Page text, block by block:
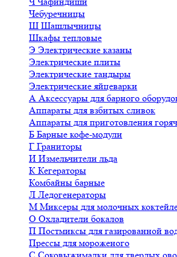
Чебуречницы
Ш Шашлычницы
Шкафы тепловые
Э Электрические казаны
Электрические плиты
Электрические тандыры
Электрические яйцеварки
А Аксессуары для барного
Аппараты для взбитых сливок
Аппараты для приготовления
Б Барные кофе-модули
Г Граниторы
И Измельчители льда
К Кегераторы
Комбайны барные
Л Ледогенераторы
М Миксеры для молочных
О Охладители бокалов
П Постмиксы для газированной
Прессы для мороженого